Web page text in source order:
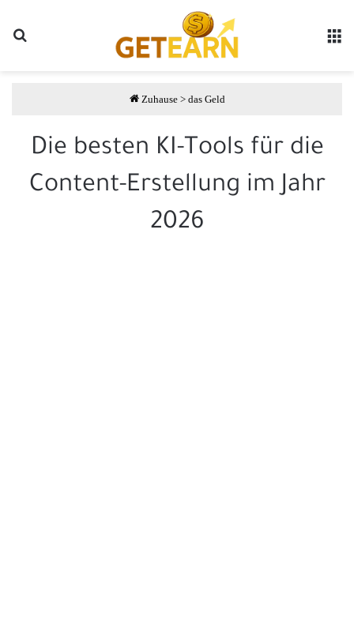
Zuhause > das Geld
Die besten KI-Tools für die
Content-Erstellung im Jahr
2026